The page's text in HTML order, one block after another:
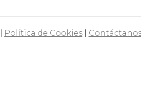
Política de Cookies|